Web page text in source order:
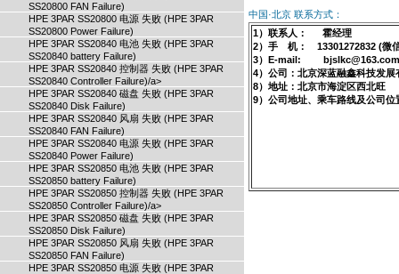
SS20800 FAN Failure)
HPE 3PAR SS20800 电源 失败 (HPE 3PAR
SS20800 Power Failure)
HPE 3PAR SS20840 电池 失败 (HPE 3PAR
SS20840 battery Failure)
HPE 3PAR SS20840 控制器 失败 (HPE 3PAR
SS20840 Controller Failure)/a>
HPE 3PAR SS20840 磁盘 失败 (HPE 3PAR
SS20840 Disk Failure)
HPE 3PAR SS20840 风扇 失败 (HPE 3PAR
SS20840 FAN Failure)
HPE 3PAR SS20840 电源 失败 (HPE 3PAR
SS20840 Power Failure)
HPE 3PAR SS20850 电池 失败 (HPE 3PAR
SS20850 battery Failure)
HPE 3PAR SS20850 控制器 失败 (HPE 3PAR
SS20850 Controller Failure)/a>
HPE 3PAR SS20850 磁盘 失败 (HPE 3PAR
SS20850 Disk Failure)
HPE 3PAR SS20850 风扇 失败 (HPE 3PAR
SS20850 FAN Failure)
HPE 3PAR SS20850 电源 失败 (HPE 3PAR
中国·北京 联系方式：
1）联系人： 霍经理
2）手 机： 13301272832 (微
3）E-mail: bjslkc@163.com
4）公司：北京深蓝融鑫科技发展
8）地址：北京市海淀区西北旺
9）公司地址、乘车路线及公司位